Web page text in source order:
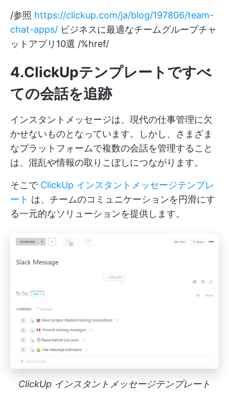
/参照 https://clickup.com/ja/blog/197806/team-
chat-apps/ ビジネスに最適なチームグループチャ
ットアプリ10選 /%href/
4.ClickUpテンプレートですべ
ての会話を追跡
インスタントメッセージは、現代の仕事管理に欠
かせないものとなっています。しかし、さまざま
なプラットフォームで複数の会話を管理すること
は、混乱や情報の取りこぼしにつながります。
そこで ClickUp インスタントメッセージテンプレ
ート は、チームのコミュニケーションを円滑にす
る一元的なソリューションを提供します。
ClickUp インスタントメッセージテンプレート